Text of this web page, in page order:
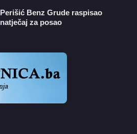
Perišić Benz Grude raspisao
natječaj za posao